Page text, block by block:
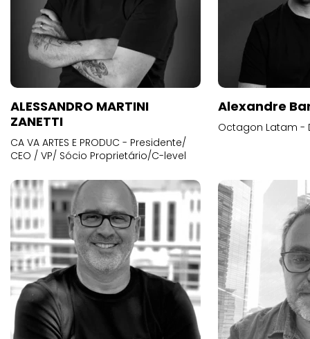
ALESSANDRO MARTINI
ZANETTI
CA VA ARTES E PRODUC - Presidente/
CEO / VP/ Sócio Proprietário/C-level
Alexandre
Octagon Latam -